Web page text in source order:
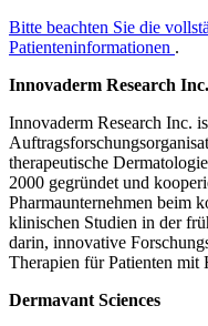
Bitte beachten Sie die
Patienteninformationen .
Innovaderm Research Inc.
Innovaderm Research Inc.
therapeutische
2000 gegründet und
Pharmaunternehmen beim
klinischen Studien in der
darin, innovative
Therapien für Patienten mit
Dermavant Sciences